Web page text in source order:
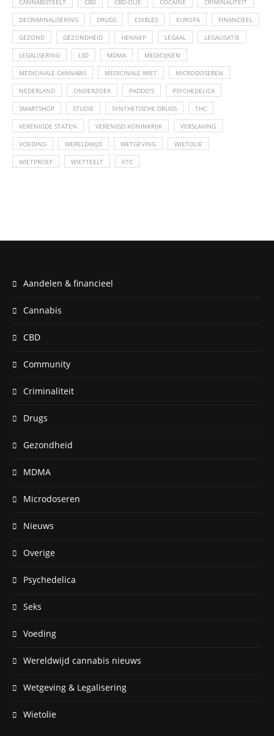
CANNABISTEELT CBD CBD-OLIE COCAINE CRIMINALITEIT
DECRIMINALISERING DRUGS EDIBLES EUROPA FINANCIEEL
GEZOND GEZONDHEID HENNEP LEGAAL LEGALISATIE
LEGALISERING LSD MDMA MEDICIJNEN
MEDICINALE CANNABIS MEDICINALE WIET MICRODOSEREN
NEDERLAND ONDERZOEK PADDO'S PSYCHEDELICA
SMARTSHOP STUDIE SYNTHETISCHE DRUGS THC
VERENIGDE STATEN VERENIGD KONINKRIJK VERSLAVING
VOEDING WERELDWIJD WETGEVING WIETOLIE
WIETPROEF WIETTEELT XTC
Aandelen & financieel
Cannabis
CBD
Community
Criminaliteit
Drugs
Gezondheid
MDMA
Microdoseren
Nieuws
Overige
Psychedelica
Seks
Voeding
Wereldwijd cannabis nieuws
Wetgeving & Legalisering
Wietolie